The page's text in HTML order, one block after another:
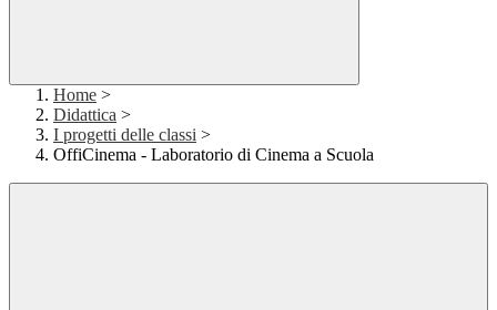
Home >
Didattica >
I progetti delle classi >
OffiCinema - Laboratorio di Cinema a Scuola